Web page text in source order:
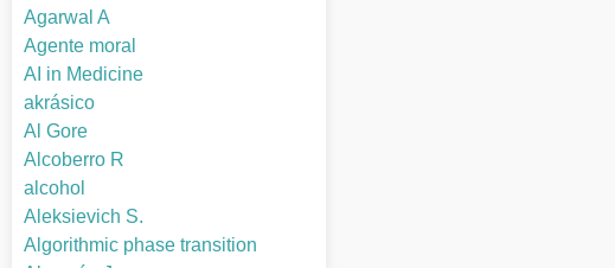
Agarwal A
Agente moral
AI in Medicine
akrásico
Al Gore
Alcoberro R
alcohol
Aleksievich S.
Algorithmic phase transition